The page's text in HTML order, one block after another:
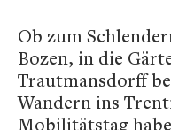
Ob zum
Bozen, in die
Trautmansdorff
Wandern ins
Mobilitätstag